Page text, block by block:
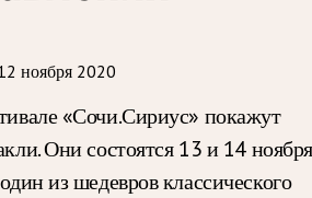
ноября 2020
«Сочи.Сириус» покажут
Они состоятся 13 и 14
из шедевров классического